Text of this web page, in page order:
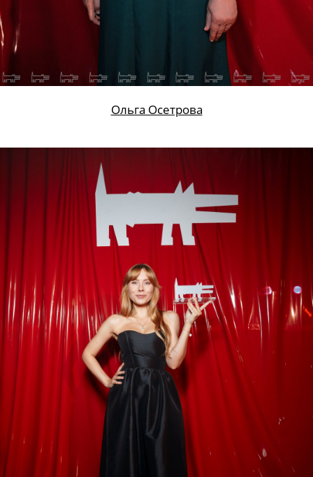
Ольга Осетрова